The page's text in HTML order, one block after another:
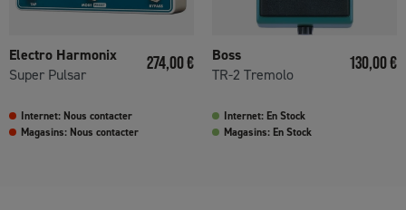
Electro Harmonix
Super Pulsar
Prix
274,00 €
Internet: Nous contacter
Magasins: Nous contacter
Boss
TR-2 Tremolo
Prix
130,00 €
Internet: En Stock
Magasins: En Stock